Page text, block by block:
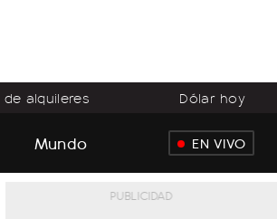
alquileres Dólar hoy
Mundo EN VIVO